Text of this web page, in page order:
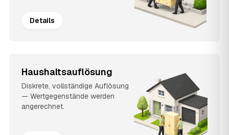
Details
Haushaltsauflösung
Diskrete, vollständige Auflösung
— Wertgegenstände werden
angerechnet.